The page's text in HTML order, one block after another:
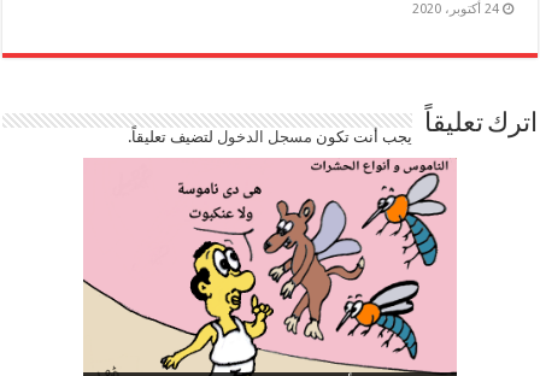
24 أكتوبر، 2020
اترك تعليقاً يجب أنت تكون مسجل الدخوللتضيف تعليقاً.